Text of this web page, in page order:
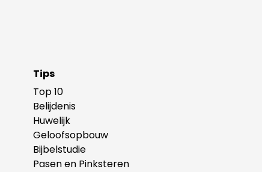
Tips
Top 10
Belijdenis
Huwelijk
Geloofsopbouw
Bijbelstudie
Pasen en Pinksteren